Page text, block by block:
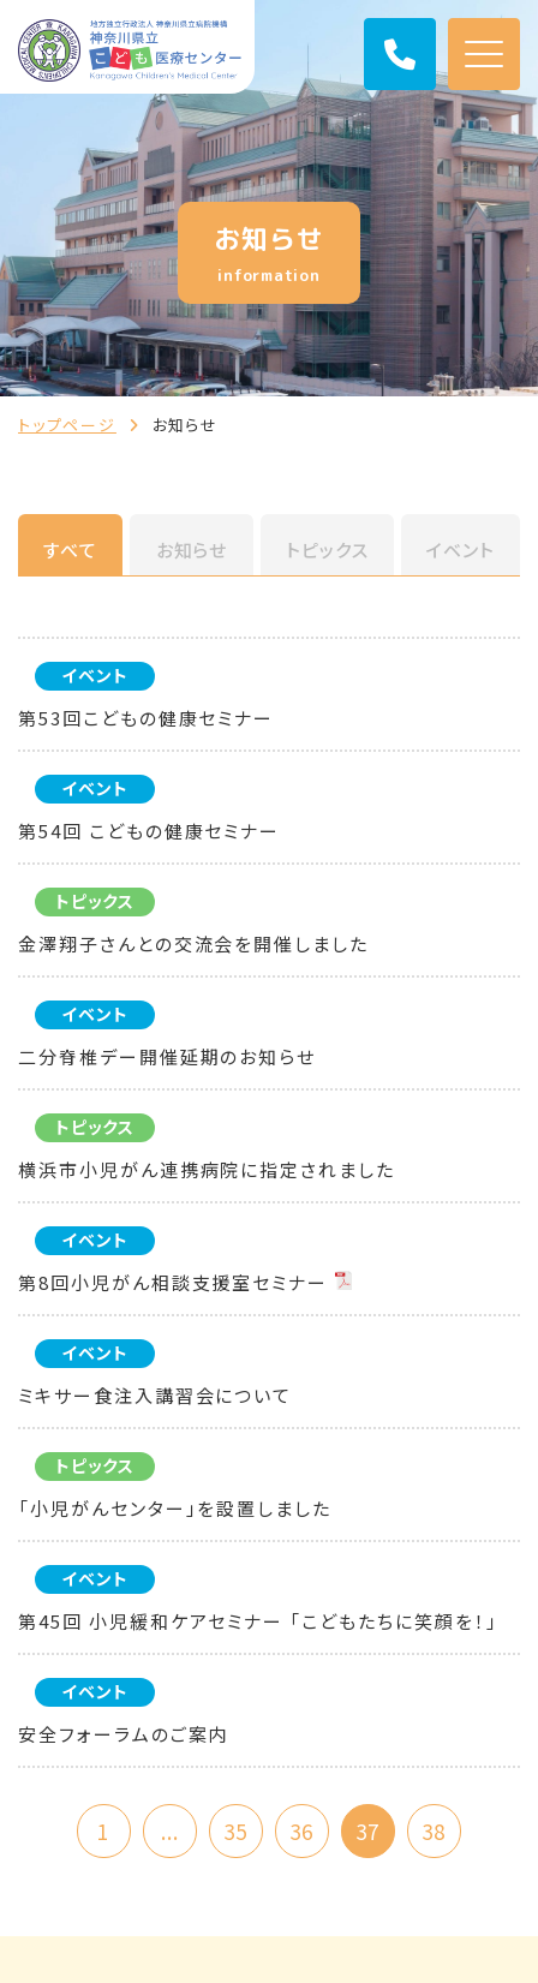
お知らせ
information
トップページ お知らせ
すべて お知らせ トピックス イベント
イベント
第53回こどもの健康セミナー
イベント
第54回 こどもの健康セミナー
トピックス
金澤翔子さんとの交流会を開催しました
イベント
二分脊椎デー開催延期のお知らせ
トピックス
横浜市小児がん連携病院に指定されました
イベント
第8回小児がん相談支援室セミナー
イベント
ミキサー食注入講習会について
トピックス
「小児がんセンター」を設置しました
イベント
第45回 小児緩和ケアセミナー 「こどもたちに笑顔を！」
イベント
安全フォーラムのご案内
1 ... 35 36 37 38